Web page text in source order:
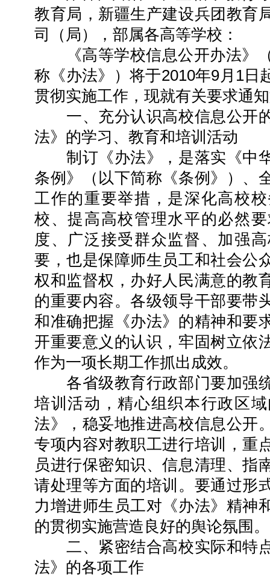
教育局，新疆生产建设兵团教育
司（局），部属各高等学校：
《高等学校信息公开办法》
称《办法》）将于2010年9月1日
贯彻实施工作，现就有关要求通
一、充分认识高校信息公开
法》的学习、教育和培训活动
制订《办法》，是落实《中
条例》（以下简称《条例》）、
工作的重要举措，是深化高校
校、提高高校管理水平的必然
度、广泛接受群众监督、加强
要，也是保障师生员工和社会公
权和监督权，办好人民满意的教
的重要内容。各级领导干部要带
和准确把握《办法》的精神和要
开重要意义的认识，牢固树立依
作为一项长期工作抓出成效。
各省级教育行政部门要加强
培训活动，精心组织本行政区
法》，稳妥地推进高校信息公开
专项内容对教职工进行培训，重
员进行保密知识、信息清理、指
请处理等方面的培训。要通过形
力增进师生员工对《办法》精神
的贯彻实施营造良好的舆论氛围。
二、紧密结合高校实际和特
法》的各项工作